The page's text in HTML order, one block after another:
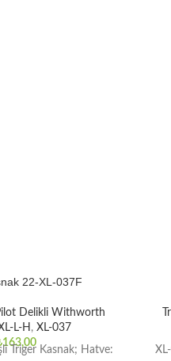
22-XL-037F
Delikli Withworth
L-H , XL-037
163,00
Triger Kasnak; Hatve: